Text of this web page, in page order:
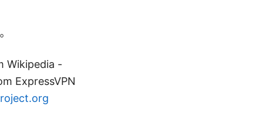
Wikipedia -
ExpressVPN